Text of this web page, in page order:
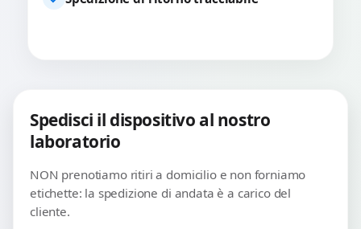
Spedisci il dispositivo al nostro
laboratorio
NON prenotiamo ritiri a domicilio e non forniamo
etichette: la spedizione di andata è a carico del
cliente.